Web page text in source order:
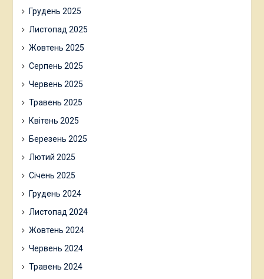
Грудень 2025
Листопад 2025
Жовтень 2025
Серпень 2025
Червень 2025
Травень 2025
Квітень 2025
Березень 2025
Лютий 2025
Січень 2025
Грудень 2024
Листопад 2024
Жовтень 2024
Червень 2024
Травень 2024